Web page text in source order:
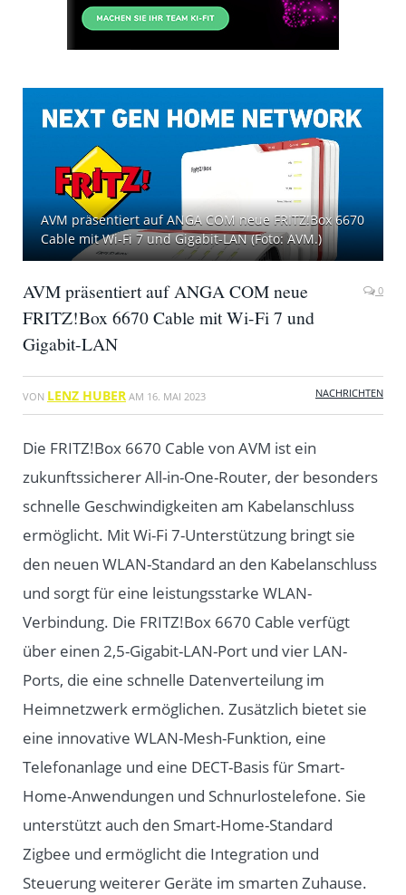
AVM präsentiert auf ANGA COM neue FRITZ!Box 6670
Cable mit Wi-Fi 7 und Gigabit-LAN (Foto: AVM.)
AVM präsentiert auf ANGA COM neue
FRITZ!Box 6670 Cable mit Wi-Fi 7 und
Gigabit-LAN
0
VON LENZ HUBER AM 16. MAI 2023 NACHRICHTEN
Die FRITZ!Box 6670 Cable von AVM ist ein
zukunftssicherer All-in-One-Router, der besonders
schnelle Geschwindigkeiten am Kabelanschluss
ermöglicht. Mit Wi-Fi 7-Unterstützung bringt sie
den neuen WLAN-Standard an den Kabelanschluss
und sorgt für eine leistungsstarke WLAN-
Verbindung. Die FRITZ!Box 6670 Cable verfügt
über einen 2,5-Gigabit-LAN-Port und vier LAN-
Ports, die eine schnelle Datenverteilung im
Heimnetzwerk ermöglichen. Zusätzlich bietet sie
eine innovative WLAN-Mesh-Funktion, eine
Telefonanlage und eine DECT-Basis für Smart-
Home-Anwendungen und Schnurlostelefone. Sie
unterstützt auch den Smart-Home-Standard
Zigbee und ermöglicht die Integration und
Steuerung weiterer Geräte im smarten Zuhause.